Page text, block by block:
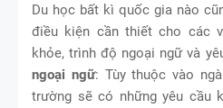
Du học bất kì quốc gia nào
điều kiện cần thiết cho các
khỏe, trình độ ngoại ngữ và
ngoại ngữ: Tùy thuộc vào
trường sẽ có những yêu cầu